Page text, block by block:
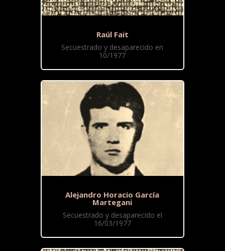
Raúl Fait
Secuestrado y desaparecido en
10/1977
Alejandro Horacio García
Martegani
Secuestrado y desaparecido el
16/03/1977